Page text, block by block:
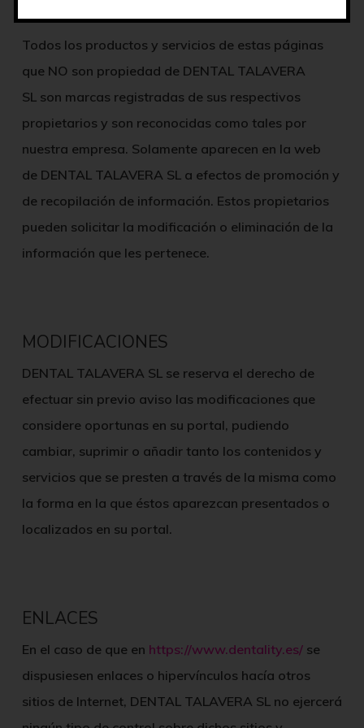
Todos los productos y servicios de estas páginas
que NO son propiedad deDENTAL TALAVERA
SL son marcas registradas de sus respectivos
propietarios y son reconocidas como tales por
nuestra empresa. Solamente aparecen en la web
de DENTAL TALAVERA SL a efectos de promoción y
de recopilación de información. Estos propietarios
pueden solicitar la modificación o eliminación de la
información que les pertenece.
MODIFICACIONES
DENTAL TALAVERA SL se reserva el derecho de
efectuar sin previo aviso las modificaciones que
considere oportunas en su portal, pudiendo
cambiar, suprimir o añadir tanto los contenidos y
servicios que se presten a través de la misma como
la forma en la que éstos aparezcan presentados o
localizados en su portal.
ENLACES
En el caso de que en https://www.dentality.es/ se
dispusiesen enlaces o hipervínculos hacía otros
sitios de Internet, DENTAL TALAVERA SL no ejercerá